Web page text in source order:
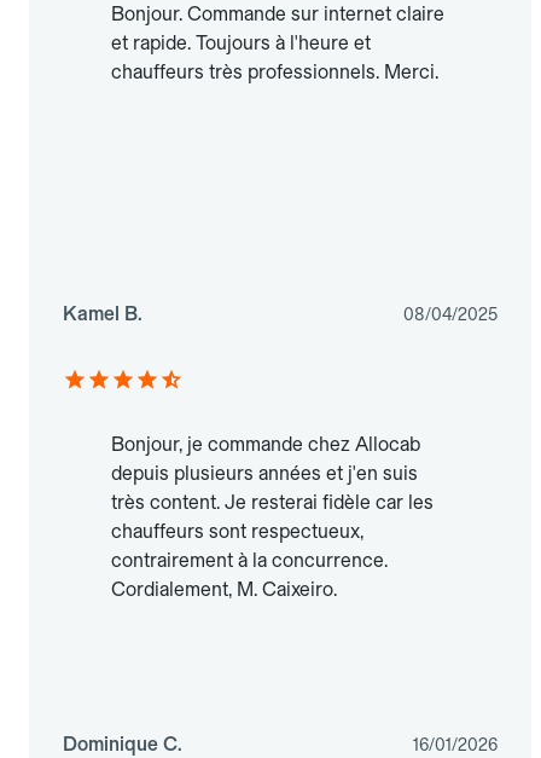
Bonjour. Commande sur internet claire
et rapide. Toujours à l'heure et
chauffeurs très professionnels. Merci.
Kamel B. 08/04/2025
Bonjour, je commande chez Allocab
depuis plusieurs années et j'en suis
très content. Je resterai fidèle car les
chauffeurs sont respectueux,
contrairement à la concurrence.
Cordialement, M. Caixeiro.
Dominique C. 16/01/2026